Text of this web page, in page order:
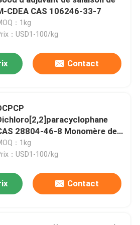
électroniques
organiques
de pharmaceutiques
de soin personnel
cosmétiques
CDEA CAS 106246-33-7
：1kg
：USD1-100/kg
Contact
28804-46-8 Monomère de
modifié chloré Stabilité
plus forte et meilleures
pour le revêtement
：1kg
：USD1-100/kg
Contact